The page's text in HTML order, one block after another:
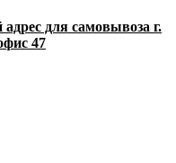
для самовывоза г.
47